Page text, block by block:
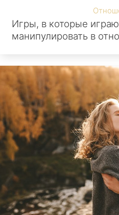
Игры, в которые
манипулировать в